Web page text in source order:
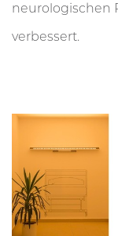
neurologischen
verbessert.